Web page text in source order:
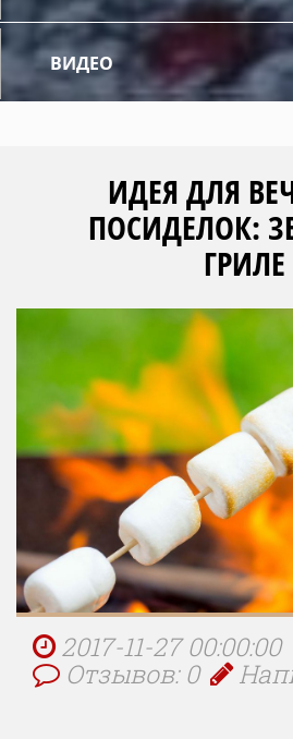
ВИДЕО
ИДЕЯ ДЛЯ
ПОСИДЕЛОК:
ГРИЛЕ
2017-11-27 00:00:00
Отзывов: 0